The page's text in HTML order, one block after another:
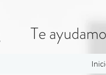
Te